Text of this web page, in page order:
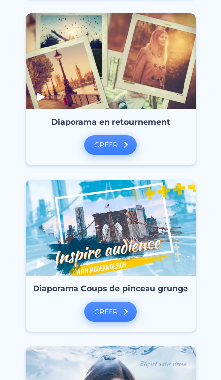
Diaporama en retournement
CRÉER
Diaporama Coups de pinceau grunge
CRÉER